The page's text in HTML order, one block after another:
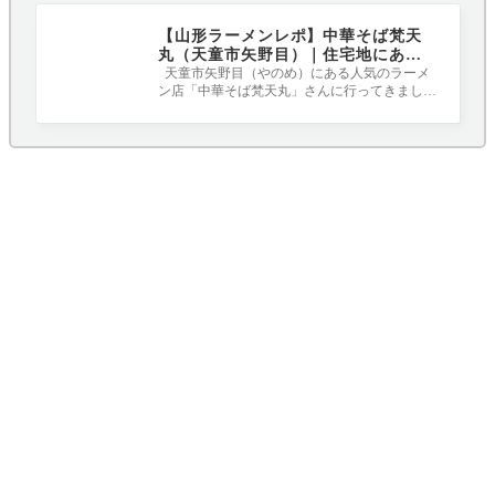
【山形ラーメンレポ】中華そば梵天
丸（天童市矢野目）｜住宅地にある
人気のラーメン店に行ってみた
天童市矢野目（やのめ）にある人気のラーメ
ン店「中華そば梵天丸」さんに行ってきまし